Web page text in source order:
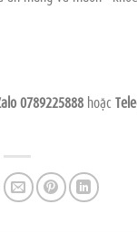
0789225888 hoặc